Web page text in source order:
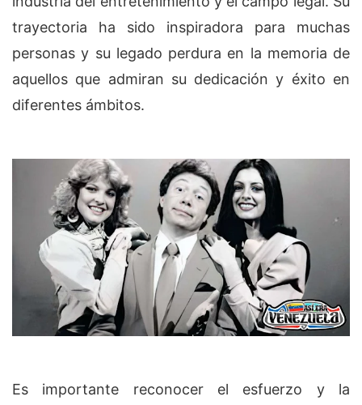
trayectoria ha sido inspiradora para muchas
personas y su legado perdura en la memoria de
aquellos que admiran su dedicación y éxito en
diferentes ámbitos.
Es importante reconocer el esfuerzo y la